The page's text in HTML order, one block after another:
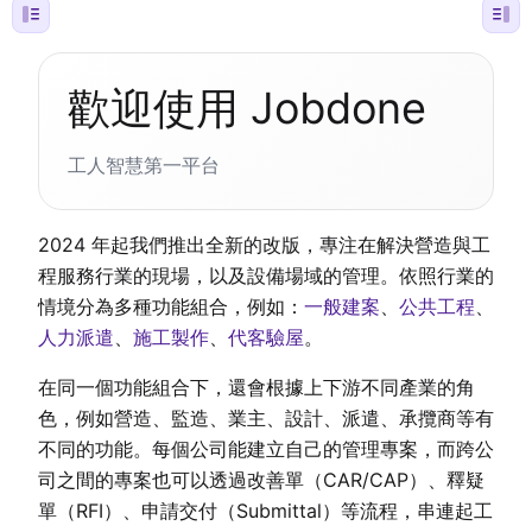
歡迎使用 Jobdone
工人智慧第一平台
2024 年起我們推出全新的改版，專注在解決營造與工
程服務行業的現場，以及設備場域的管理。依照行業的
情境分為多種功能組合，例如： 一般建案、 公共工程、
人力派遣、 施工製作、 代客驗屋。
在同一個功能組合下，還會根據上下游不同產業的角
色，例如營造、監造、業主、設計、派遣、承攬商等有
不同的功能。每個公司能建立自己的管理專案，而跨公
司之間的專案也可以透過改善單（CAR/CAP）、釋疑
單（RFI）、申請交付（Submittal）等流程，串連起工